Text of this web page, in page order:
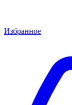
Избранное